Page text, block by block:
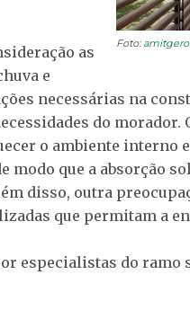
Foto:
as
e
necessárias na
do morador.
o ambiente interno
que a absorção
disso, outra
que permitam a
especialistas do ramo